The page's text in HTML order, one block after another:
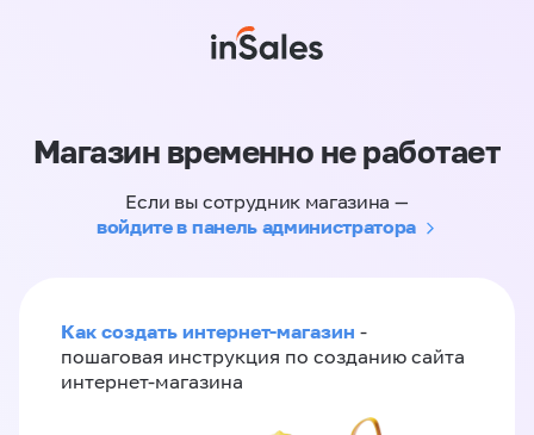
Магазин временно не работает
Если вы сотрудник магазина —
войдите в панель администратора
Как создать интернет-магазин -
пошаговая инструкция по созданию сайта
интернет-магазина